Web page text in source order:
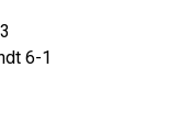
6-1